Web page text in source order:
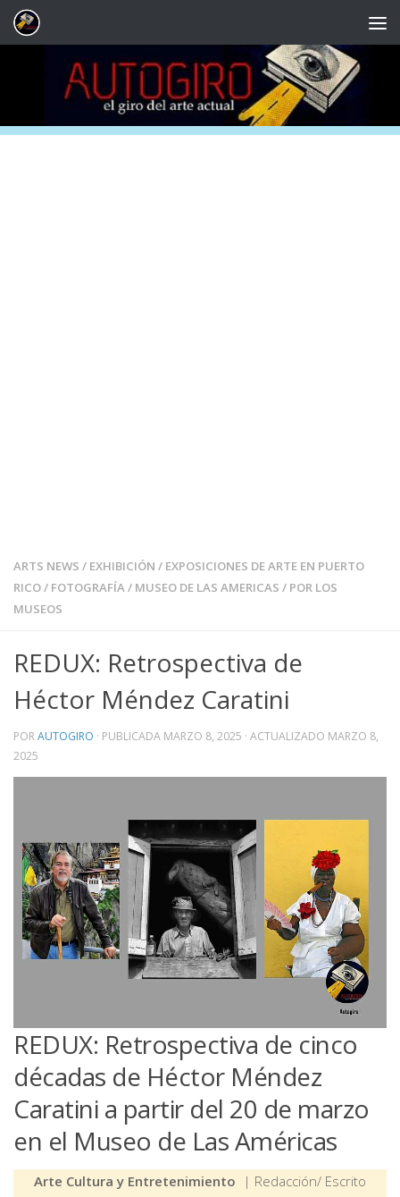
Saltar al contenido
ARTS NEWS / EXHIBICIÓN / EXPOSICIONES DE ARTE EN PUERTO
RICO/ FOTOGRAFÍA/ MUSEO DE LAS AMERICAS / POR LOS
MUSEOS
REDUX: Retrospectiva de
Héctor Méndez Caratini
PORAUTOGIRO · PUBLICADA MARZO 8, 2025 · ACTUALIZADO MARZO 8,
2025
REDUX: Retrospectiva de cinco
décadas de Héctor Méndez
Caratini a partir del 20 de marzo
en el Museo de Las Américas
Arte Cultura y Entretenimiento | Redacción/ Escrito